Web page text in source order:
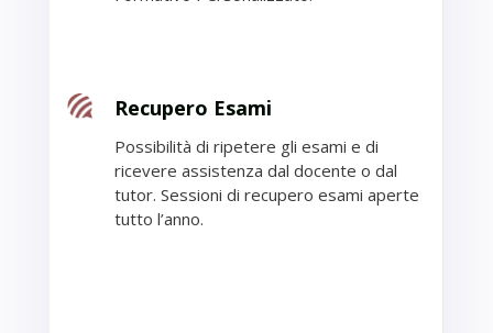
Recupero Esami
Possibilità di ripetere gli esami e di
ricevere assistenza dal docente o dal
tutor. Sessioni di recupero esami aperte
tutto l’anno.